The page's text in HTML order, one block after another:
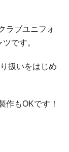
ラブユニフォ
です。
扱いをはじめ
作もOKです！